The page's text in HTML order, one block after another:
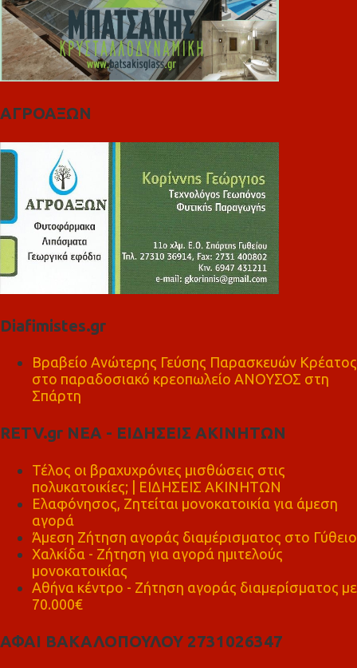
ΑΓΡΟΑΞΩΝ
Diafimistes.gr
Βραβείο Ανώτερης Γεύσης Παρασκευών Κρέατος
στο παραδοσιακό κρεοπωλείο ΑΝΟΥΣΟΣ στη
Σπάρτη
RETV.gr ΝΕΑ - ΕΙΔΗΣΕΙΣ ΑΚΙΝΗΤΩΝ
Τέλος οι βραχυχρόνιες μισθώσεις στις
πολυκατοικίες; | ΕΙΔΗΣΕΙΣ ΑΚΙΝΗΤΩΝ
Ελαφόνησος, Ζητείται μονοκατοικία για άμεση
αγορά
Άμεση Ζήτηση αγοράς διαμέρισματος στο Γύθειο
Χαλκίδα - Ζήτηση για αγορά ημιτελούς
μονοκατοικίας
Αθήνα κέντρο - Ζήτηση αγοράς διαμερίσματος με
70.000€
ΑΦΑΙ ΒΑΚΑΛΟΠΟΥΛΟΥ 2731026347